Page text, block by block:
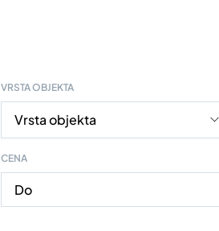
VRSTA OBJEKTA
CENA